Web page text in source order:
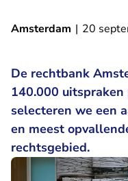
Amsterdam | 20
De rechtbank
140.000 uitspraken
selecteren we een
en meest
rechtsgebied.